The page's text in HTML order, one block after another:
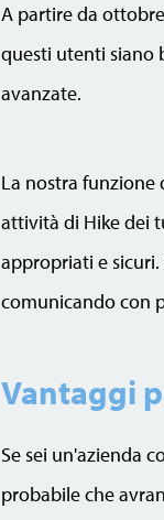
A partire da
questi utenti siano
avanzate.
La nostra
attività di Hike dei
appropriati e
comunicando con
Vantaggi
Se sei un'azienda
probabile che